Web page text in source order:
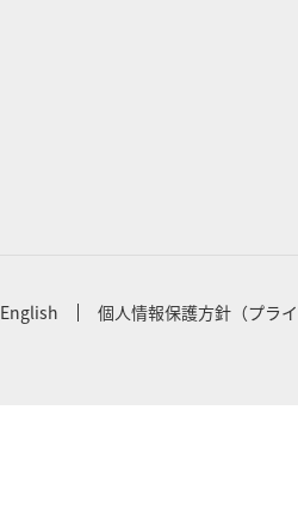
English 個人情報保護方針（プラ